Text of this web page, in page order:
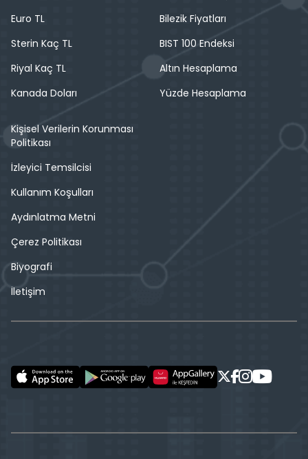
Euro TL
Sterin Kaç TL
Riyal Kaç TL
Kanada Doları
Bilezik Fiyatları
BIST 100 Endeksi
Altın Hesaplama
Yüzde Hesaplama
Kişisel Verilerin Korunması
Politikası
İzleyici Temsilcisi
Kullanım Koşulları
Aydınlatma Metni
Çerez Politikası
Biyografi
İletişim